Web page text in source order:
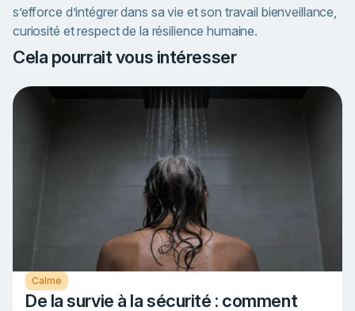
s’efforce d’intégrer dans sa vie et son travail bienveillance,
curiosité et respect de la résilience humaine.
Cela pourrait vous intéresser
Calme
De la survie à la sécurité : comment